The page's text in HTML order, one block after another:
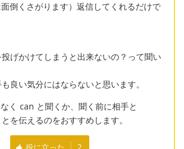
倒くさがります）返信してくれるだけで
げかけてしまうと出来ないの？って聞い
良い気分にはならないと思います。
く can と聞くか、聞く前に相手と
を伝えるのをおすすめします。